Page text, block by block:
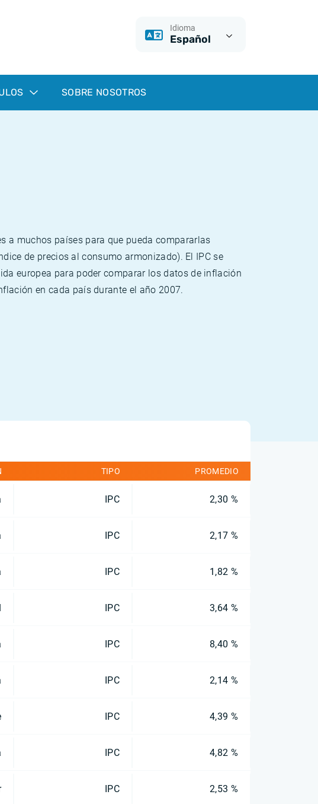
Idioma
Español
SOBRE NOSOTROS
a muchos países para que pueda compararlas
de precios al consumo armonizado). El IPC se
europea para poder comparar los datos de inflación
en cada país durante el año 2007.
TIPO PROMEDIO
IPC 2,30 %
IPC 2,17 %
IPC 1,82 %
IPC 3,64 %
IPC 8,40 %
IPC 2,14 %
IPC 4,39 %
IPC 4,82 %
IPC 2,53 %